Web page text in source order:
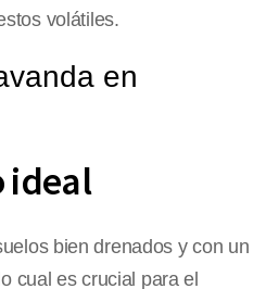
volátiles.
en
ideal
bien drenados y con un
cual es crucial para el